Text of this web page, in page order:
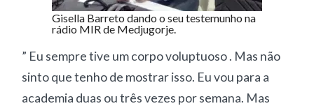
Gisella Barreto dando o seu testemunho na
rádio MIR de Medjugorje.
” Eu sempre tive um corpo voluptuoso . Mas não
sinto que tenho de mostrar isso. Eu vou para a
academia duas ou três vezes por semana. Mas